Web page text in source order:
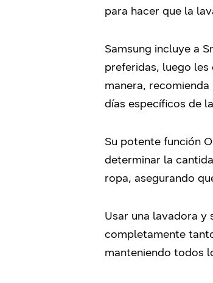
para hacer que la
Samsung incluye a
preferidas, luego
manera,
días específicos de
Su potente función
determinar la
ropa, asegurando
Usar una lavadora y
completamente
manteniendo todos